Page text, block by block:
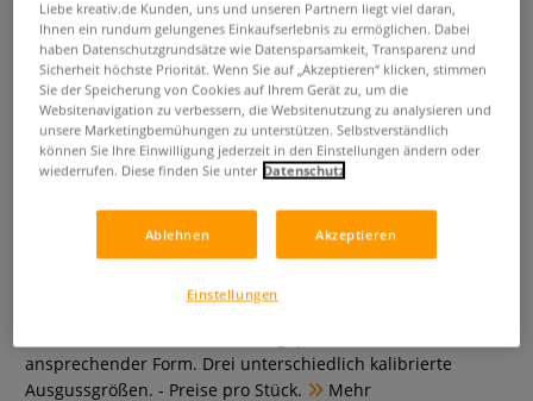
ABIG Batikkännchen (Tjanting)
mit Ausguss
0 Bewertungen
Aus Kupferblech entsprechend dem Original Java-Tjanting.
ansprechender Form. Drei unterschiedlich kalibrierte
Ausgussgrößen. - Preise pro Stück.
Mehr
Liebe kreativ.de Kunden, uns und unseren Partnern liegt viel daran,
Ihnen ein rundum gelungenes Einkaufserlebnis zu ermöglichen. Dabei
haben Datenschutzgrundsätze wie Datensparsamkeit, Transparenz und
Sicherheit höchste Priorität. Wenn Sie auf „Akzeptieren“ klicken, stimmen
Sie der Speicherung von Cookies auf Ihrem Gerät zu, um die
Websitenavigation zu verbessern, die Websitenutzung zu analysieren und
unsere Marketingbemühungen zu unterstützen. Selbstverständlich
können Sie Ihre Einwilligung jederzeit in den Einstellungen ändern oder
wiederrufen. Diese finden Sie unter Datenschutz
Ablehnen Akzeptieren
Einstellungen